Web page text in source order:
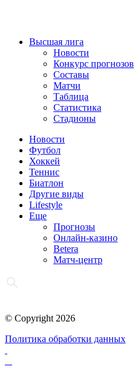
Высшая лига
Новости
Конкурс прогнозов
Составы
Матчи
Таблица
Статистика
Стадионы
Новости
Футбол
Хоккей
Теннис
Биатлон
Другие виды
Lifestyle
Еще
Прогнозы
Онлайн-казино
Betera
Матч-центр
© Copyright 2026
Политика обработки данных